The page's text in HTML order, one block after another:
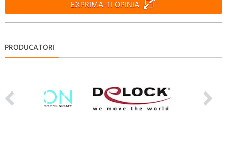
EXPRIMA-TI OPINIA
PRODUCATORI